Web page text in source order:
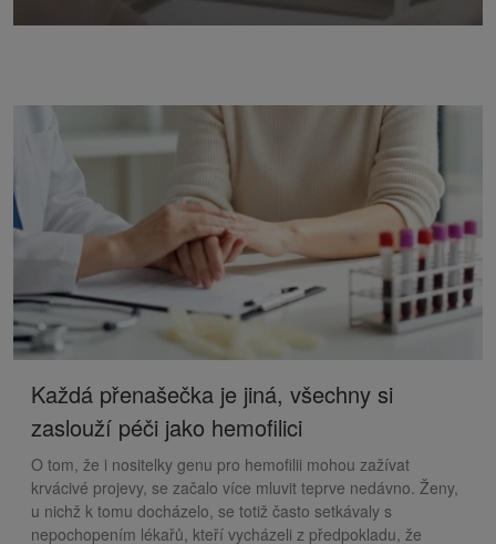
Každá přenašečka je jiná, všechny si
zaslouží péči jako hemofilici
O tom, že i nositelky genu pro hemofilii mohou zažívat
krvácivé projevy, se začalo více mluvit teprve nedávno. Ženy,
u nichž k tomu docházelo, se totiž často setkávaly s
nepochopením lékařů, kteří vycházeli z předpokladu, že